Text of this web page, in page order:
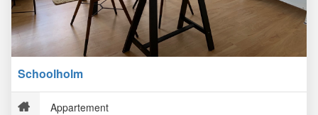
Schoolholm
Appartement